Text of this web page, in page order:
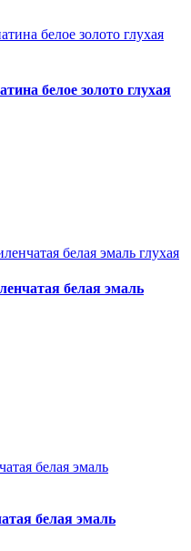
белое золото глухая
белая эмаль
белая эмаль